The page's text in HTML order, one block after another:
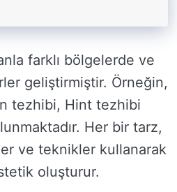
farklı bölgelerde ve
geliştirmiştir. Örneğin,
tezhibi, Hint tezhibi
Her bir tarz,
ve teknikler kullanarak
oluşturur.